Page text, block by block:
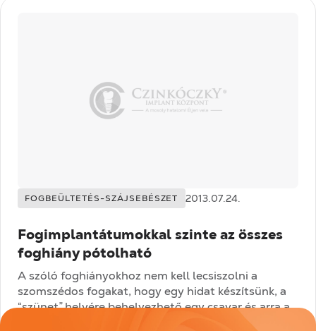
Kategóriák:
FOGBEÜLTETÉS-SZÁJSEBÉSZET Közzétéve:
2013.07.24.
Fogimplantátumokkal szinte az összes
foghiány pótolható
A szóló foghiányokhoz nem kell lecsiszolni a
szomszédos fogakat, hogy egy hidat készítsünk, a
“szünet” helyére behelyezhető egy csavar és arra a